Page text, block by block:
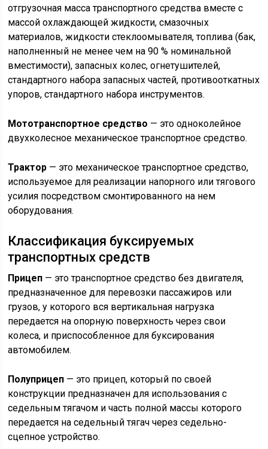
отгрузочная масса транспортного средства вместе с
массой охлаждающей жидкости, смазочных
материалов, жидкости стеклоомывателя, топлива (бак,
наполненный не менее чем на 90 % номинальной
вместимости), запасных колес, огнетушителей,
стандартного набора запасных частей, противооткатных
упоров, стандартного набора инструментов.
Мототранспортное средство — это одноколейное
двухколесное механическое транспортное средство.
Трактор — это механическое транспортное средство,
используемое для реализации напорного или тягового
усилия посредством смонтированного на нем
оборудования.
Классификация буксируемых
транспортных средств
Прицеп — это транспортное средство без двигателя,
предназначенное для перевозки пассажиров или
грузов, у которого вся вертикальная нагрузка
передается на опорную поверхность через свои
колеса, и приспособленное для буксирования
автомобилем.
Полуприцеп — это прицеп, который по своей
конструкции предназначен для использования с
седельным тягачом и часть полной массы которого
передается на седельный тягач через седельно-
сцепное устройство.